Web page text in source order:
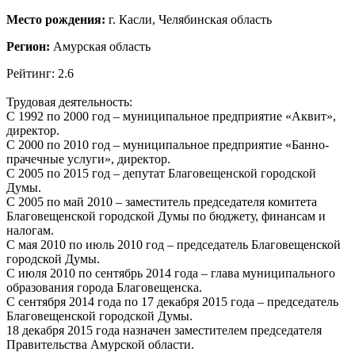
Место рождения: г. Касли, Челябинская область
Регион: Амурская область
Рейтинг: 2.6
Трудовая деятельность:
С 1992 по 2000 год – муниципальное предприятие «Аквит»,
директор.
С 2000 по 2010 год – муниципальное предприятие «Банно-
прачечные услуги», директор.
С 2005 по 2015 год – депутат Благовещенской городской
Думы.
С 2005 по май 2010 – заместитель председателя комитета
Благовещенской городской Думы по бюджету, финансам и
налогам.
С мая 2010 по июль 2010 год – председатель Благовещенской
городской Думы.
С июля 2010 по сентябрь 2014 года – глава муниципального
образования города Благовещенска.
С сентября 2014 года по 17 декабря 2015 года – председатель
Благовещенской городской Думы.
18 декабря 2015 года назначен заместителем председателя
Правительства Амурской области.